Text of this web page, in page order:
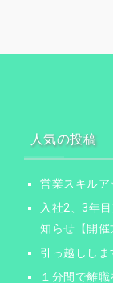
人気の投稿
営業スキルア
入社2、3年
知らせ【開催
引っ越ししま
１分間で離